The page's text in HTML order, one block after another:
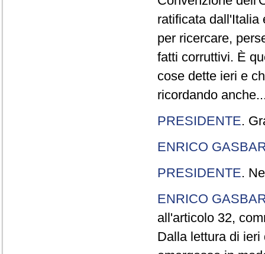
ratificata dall'Italia
per ricercare,
fatti corruttivi. È
cose dette ieri e
ricordando
PRESIDENTE.
ENRICO
PRESIDENTE.
ENRICO
all'articolo 32,
Dalla lettura di